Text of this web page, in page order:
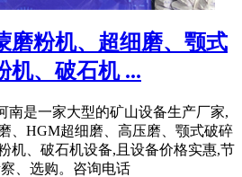
磨粉机、超细磨、颚式
机、破石机 ...
南是一家大型的矿山设备生产厂家,
、HGM超细磨、高压磨、颚式破碎
机、破石机设备,且设备价格实惠,节
、选购。咨询电话